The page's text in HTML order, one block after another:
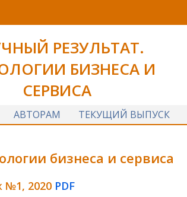
РЕЗУЛЬТАТ.
БИЗНЕСА И
СЕРВИСА
АВТОРАМ ТЕКУЩИЙ ВЫПУСК
бизнеса и сервиса
№1, 2020 PDF